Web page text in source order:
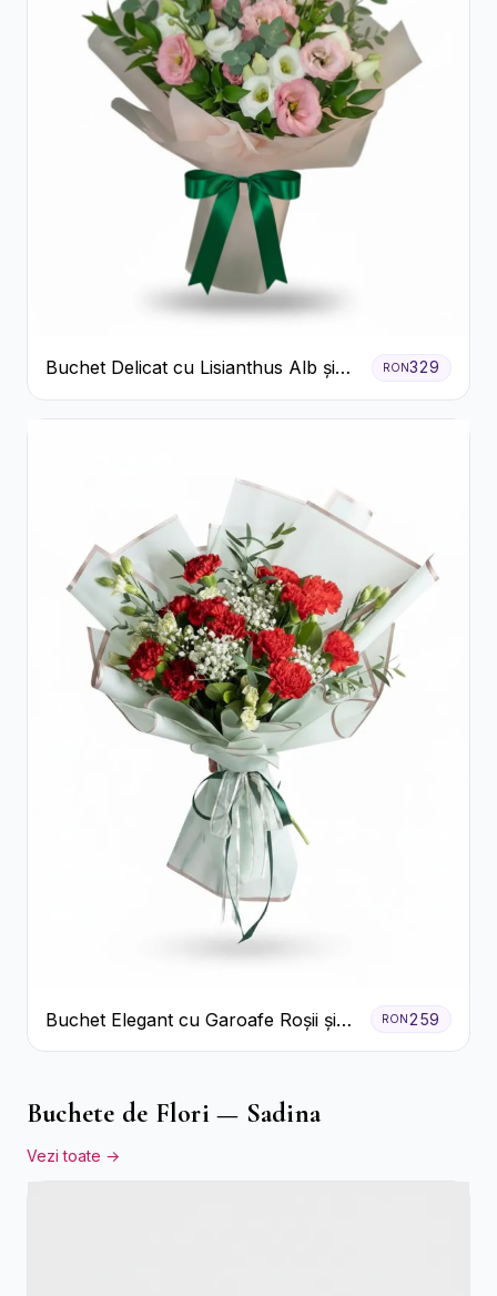
Buchet Delicat cu Lisianthus Alb și
Roz
RON329
Buchet Elegant cu Garoafe Roșii și
Floarea Miresei
RON 259
Buchete de Flori — Sadina
Vezi toate →